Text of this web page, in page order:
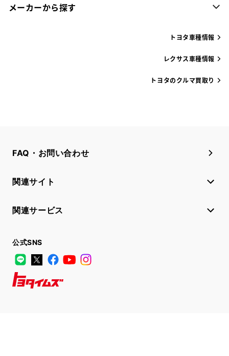
メーカーから探す
トヨタ車種情報
レクサス車種情報
トヨタのクルマ買取り
FAQ・お問い合わせ
関連サイト
関連サービス
公式SNS
LINE
X FacebookYouTube